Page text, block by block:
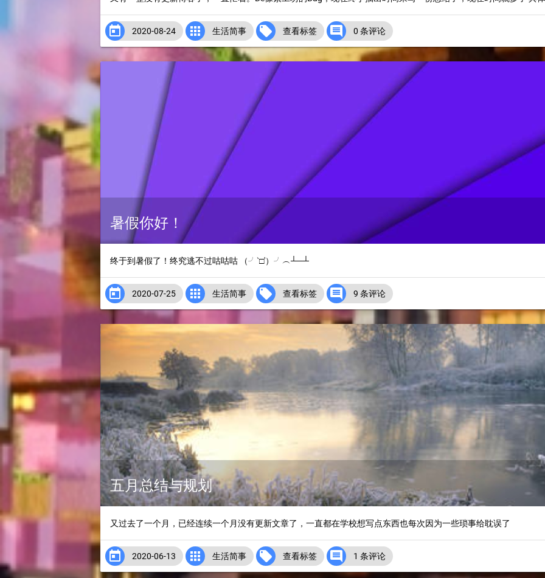
 2020-08-24  生活简事  查看标签  0 条评论
暑假你好！
终于到暑假了！终究逃不过咕咕咕 （╯‵□′）╯︵┴─┴
 2020-07-25  生活简事  查看标签  9 条评论
五月总结与规划
又过去了一个月，已经连续一个月没有更新文章了，一直都在学校想写点东西也每次因为一些琐事给耽误了
 2020-06-13  生活简事  查看标签  1 条评论